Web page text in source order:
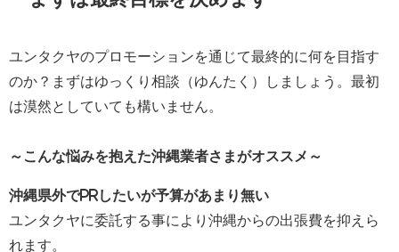
ユンタクヤのプロモーションを通じて最終的に何を目指す
のか？まずはゆっくり相談（ゆんたく）しましょう。最初
は漠然としていても構いません。
～こんな悩みを抱えた沖縄業者さまがオススメ～
沖縄県外でPRしたいが予算があまり無い
ユンタクヤに委託する事により沖縄からの出張費を抑えら
れます。